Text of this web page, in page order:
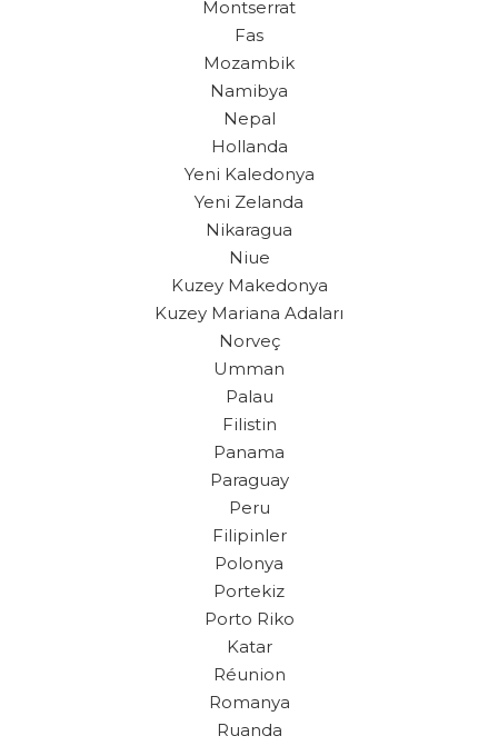
Montserrat
Fas
Mozambik
Namibya
Nepal
Hollanda
Yeni Kaledonya
Yeni Zelanda
Nikaragua
Niue
Kuzey Makedonya
Kuzey Mariana Adaları
Norveç
Umman
Palau
Filistin
Panama
Paraguay
Peru
Filipinler
Polonya
Portekiz
Porto Riko
Katar
Réunion
Romanya
Ruanda